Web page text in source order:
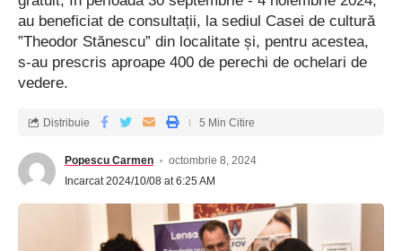
au beneficiat de consultații, la sediul Casei de cultură
”Theodor Stănescu” din localitate și, pentru acestea,
s-au prescris aproape 400 de perechi de ochelari de
vedere.
Popescu Carmen
octombrie 8, 2024
Incarcat 2024/10/08 at 6:25 AM
Distribuie 5 Min Citire